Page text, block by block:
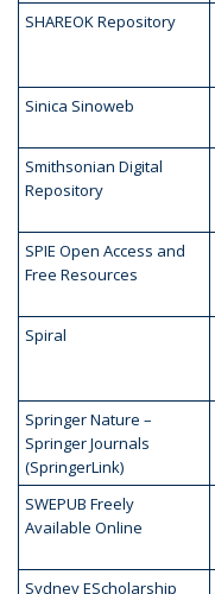
SHAREOK Repository
Sinica Sinoweb
Smithsonian Digital
Repository
SPIE Open Access and
Free Resources
Spiral
Springer Nature –
Springer Journals
(SpringerLink)
SWEPUB Freely
Available Online
Sydney EScholarship